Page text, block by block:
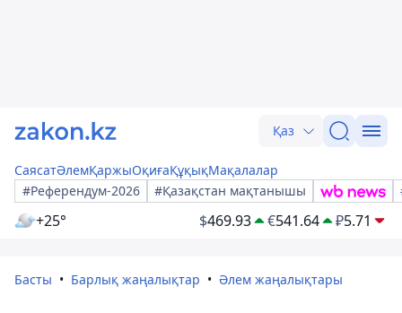
Қаз
СаясатӘлемҚаржыОқиғаҚұқықМақалалар
#Референдум-2026
#Қазақстан мақтанышы
+25° $469.93 €541.64 ₽5.71
Басты Барлық жаңалықтар Әлем жаңалықтары